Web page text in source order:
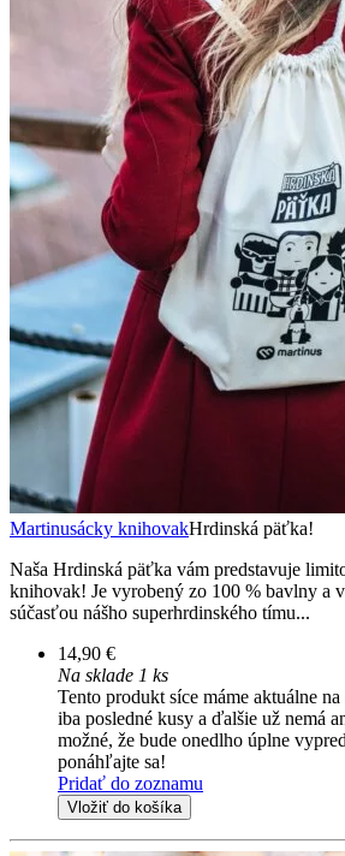
Martinusácky knihovakHrdinská päťka!
Naša Hrdinská päťka vám predstavuje
knihovak! Je vyrobený zo 100 % bavlny a
súčasťou nášho superhrdinského tímu...
14,90 €
Na sklade 1 ks
Tento produkt síce máme aktuálne
iba posledné kusy a ďalšie už nemá
možné, že bude onedlho úplne
ponáhľajte sa!
Pridať do zoznamu
Vložiť do košíka